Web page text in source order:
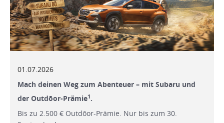
01.07.2026
Mach deinen Weg zum Abenteuer – mit Subaru und
der Outdōor-Prämie1.
Bis zu 2.500 € Outdōor-Prämie. Nur bis zum 30.